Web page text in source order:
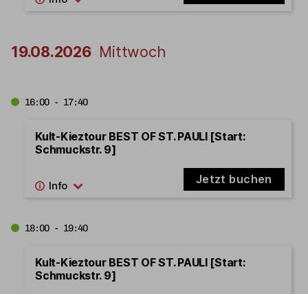
19.08.2026 Mittwoch
16:00 - 17:40
Kult-Kieztour BEST OF ST. PAULI [Start:
Schmuckstr. 9]
Jetzt buchen
18:00 - 19:40
Kult-Kieztour BEST OF ST. PAULI [Start:
Schmuckstr. 9]